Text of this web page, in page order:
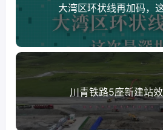
大湾区环状线再加码，
川青铁路5座新建站